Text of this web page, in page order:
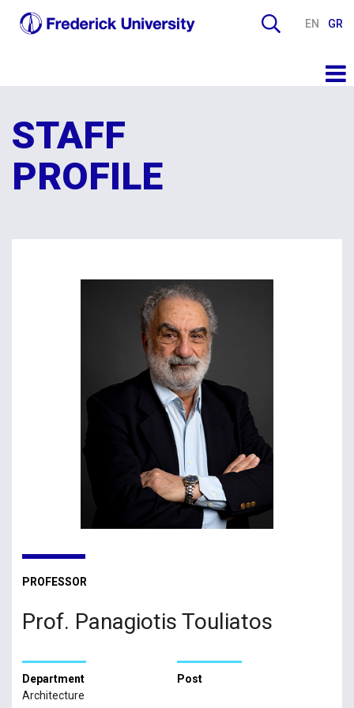
EN GR
STAFF
PROFILE
PROFESSOR
Prof. Panagiotis Touliatos
Department
Architecture
Post